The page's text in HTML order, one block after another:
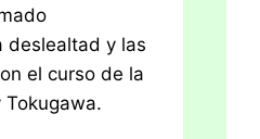
deslealtad y las
el curso de la